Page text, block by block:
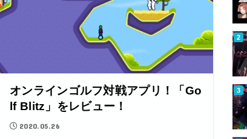
オンラインゴルフ対戦アプリ！「Go
lf Blitz」をレビュー！
2020.05.26